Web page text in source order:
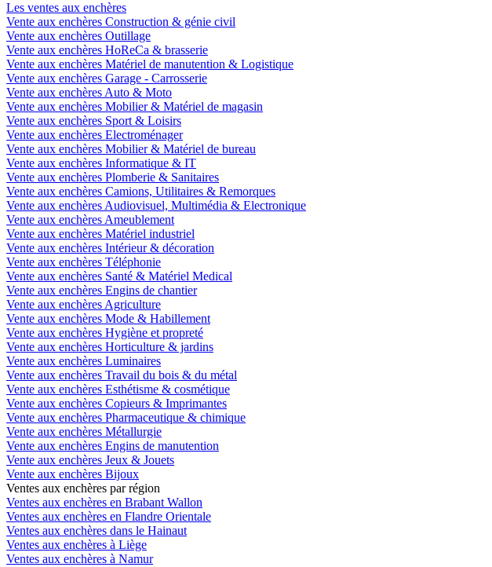
Les ventes aux enchères
Vente aux enchères Construction & génie civil
Vente aux enchères Outillage
Vente aux enchères HoReCa & brasserie
Vente aux enchères Matériel de manutention & Logistique
Vente aux enchères Garage - Carrosserie
Vente aux enchères Auto & Moto
Vente aux enchères Mobilier & Matériel de magasin
Vente aux enchères Sport & Loisirs
Vente aux enchères Electroménager
Vente aux enchères Mobilier & Matériel de bureau
Vente aux enchères Informatique & IT
Vente aux enchères Plomberie & Sanitaires
Vente aux enchères Camions, Utilitaires & Remorques
Vente aux enchères Audiovisuel, Multimédia & Electronique
Vente aux enchères Ameublement
Vente aux enchères Matériel industriel
Vente aux enchères Intérieur & décoration
Vente aux enchères Téléphonie
Vente aux enchères Santé & Matériel Medical
Vente aux enchères Engins de chantier
Vente aux enchères Agriculture
Vente aux enchères Mode & Habillement
Vente aux enchères Hygiène et propreté
Vente aux enchères Horticulture & jardins
Vente aux enchères Luminaires
Vente aux enchères Travail du bois & du métal
Vente aux enchères Esthétisme & cosmétique
Vente aux enchères Copieurs & Imprimantes
Vente aux enchères Pharmaceutique & chimique
Vente aux enchères Métallurgie
Vente aux enchères Engins de manutention
Vente aux enchères Jeux & Jouets
Vente aux enchères Bijoux
Ventes aux enchères par région
Ventes aux enchères en Brabant Wallon
Ventes aux enchères en Flandre Orientale
Ventes aux enchères dans le Hainaut
Ventes aux enchères à Liège
Ventes aux enchères à Namur